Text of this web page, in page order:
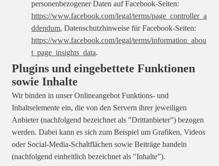
personenbezogener Daten auf Facebook-Seiten:
https://www.facebook.com/legal/terms/page_controller_a
ddendum, Datenschutzhinweise für Facebook-Seiten:
https://www.facebook.com/legal/terms/information_abou
t_page_insights_data.
Plugins und eingebettete Funktionen
sowie Inhalte
Wir binden in unser Onlineangebot Funktions- und
Inhaltselemente ein, die von den Servern ihrer jeweiligen
Anbieter (nachfolgend bezeichnet als "Drittanbieter”) bezogen
werden. Dabei kann es sich zum Beispiel um Grafiken, Videos
oder Social-Media-Schaltflächen sowie Beiträge handeln
(nachfolgend einheitlich bezeichnet als "Inhalte”).